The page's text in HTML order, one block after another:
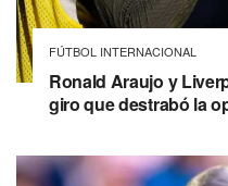
FÚTBOL INTERNACIONAL
Ronald Araujo y
giro que destrabó la